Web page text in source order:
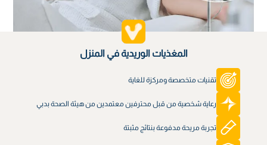
المغذيات الوريدية في المنزل
تقنيات متخصصة ومركزة للغاية
رعاية شخصية من قبل محترفين معتمدين من هيئة الصحة بدبي
تجربة مريحة مدفوعة بنتائج مثبتة